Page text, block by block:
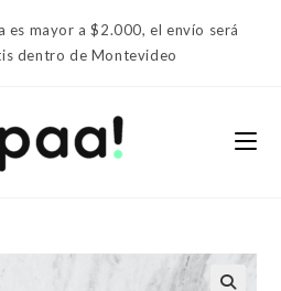
es mayor a $2.000, el envío será
dentro de Montevideo